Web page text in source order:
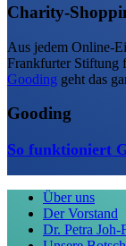
Charity-
Aus jedem Online-
Frankfurter Stiftung
Gooding geht das
Gooding
So funktioniert
Über uns
Der Vorstand
Dr. Petra Joh-